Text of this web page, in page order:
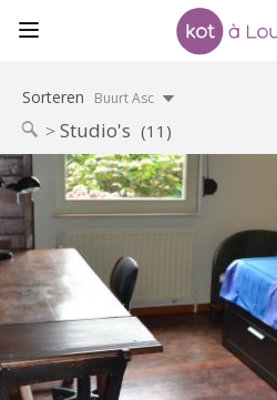
Sorteren Buurt Asc
Studio's (11)
special for non belgian - ERASMUS
(preferably at master level or 3rd
minutes from the Grand’ place
and the shopping center. //
LLN Lake